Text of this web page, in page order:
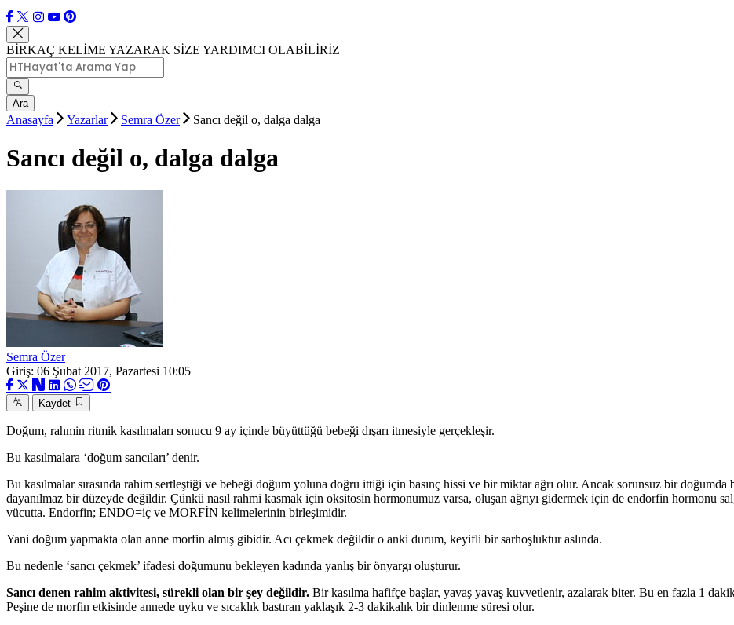
BİRKAÇ KELİME YAZARAK SİZE YARDIMCI OLABİLİRİZ
Ara
Anasayfa Yazarlar Semra Özer Sancı değil o, dalga dalga
Sancı değil o, dalga dalga
Semra Özer
Giriş: 06 Şubat 2017, Pazartesi 10:05
Kaydet
Doğum, rahmin ritmik kasılmaları sonucu 9 ay içinde büyüttüğü bebeği dışarı itmesiyle gerçekleşir.
Bu kasılmalara ‘doğum sancıları’ denir.
Bu kasılmalar sırasında rahim sertleştiği ve bebeği doğum yoluna doğru ittiği için basınç hissi ve bir miktar ağrı olur. Ancak sorunsuz bir doğumda
dayanılmaz bir düzeyde değildir. Çünkü nasıl rahmi kasmak için oksitosin hormonumuz varsa, oluşan ağrıyı gidermek için de endorfin hormonu
vücutta. Endorfin; ENDO=iç ve MORFİN kelimelerinin birleşimidir.
Yani doğum yapmakta olan anne morfin almış gibidir. Acı çekmek değildir o anki durum, keyifli bir sarhoşluktur aslında.
Bu nedenle ‘sancı çekmek’ ifadesi doğumunu bekleyen kadında yanlış bir önyargı oluşturur.
Sancı denen rahim aktivitesi, sürekli olan bir şey değildir. Bir kasılma hafifçe başlar, yavaş yavaş kuvvetlenir, azalarak biter. Bu en fazla 1
Peşine de morfin etkisinde annede uyku ve sıcaklık bastıran yaklaşık 2-3 dakikalık bir dinlenme süresi olur.